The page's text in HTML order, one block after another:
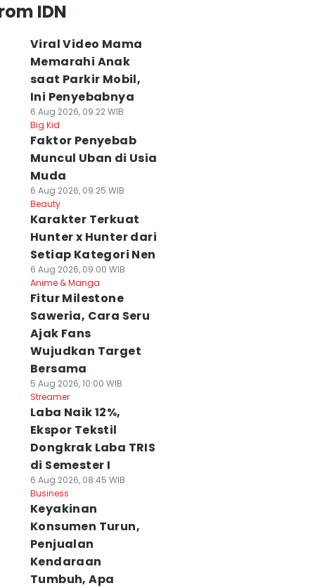
IDN
Viral Video Mama
Memarahi Anak
saat Parkir Mobil,
Ini Penyebabnya
6 Aug 2026, 09:22 WIB
Big Kid
Faktor Penyebab
Muncul Uban di Usia
Muda
6 Aug 2026, 09:25 WIB
Beauty
Karakter Terkuat
Hunter x Hunter dari
Setiap Kategori Nen
6 Aug 2026, 09:00 WIB
Anime & Manga
Fitur Milestone
Saweria, Cara Seru
Ajak Fans
Wujudkan Target
Bersama
5 Aug 2026, 10:00 WIB
Streamer
Laba Naik 12%,
Ekspor Tekstil
Dongkrak Laba TRIS
di Semester I
6 Aug 2026, 08:45 WIB
Business
Keyakinan
Konsumen Turun,
Penjualan
Kendaraan
Tumbuh, Apa